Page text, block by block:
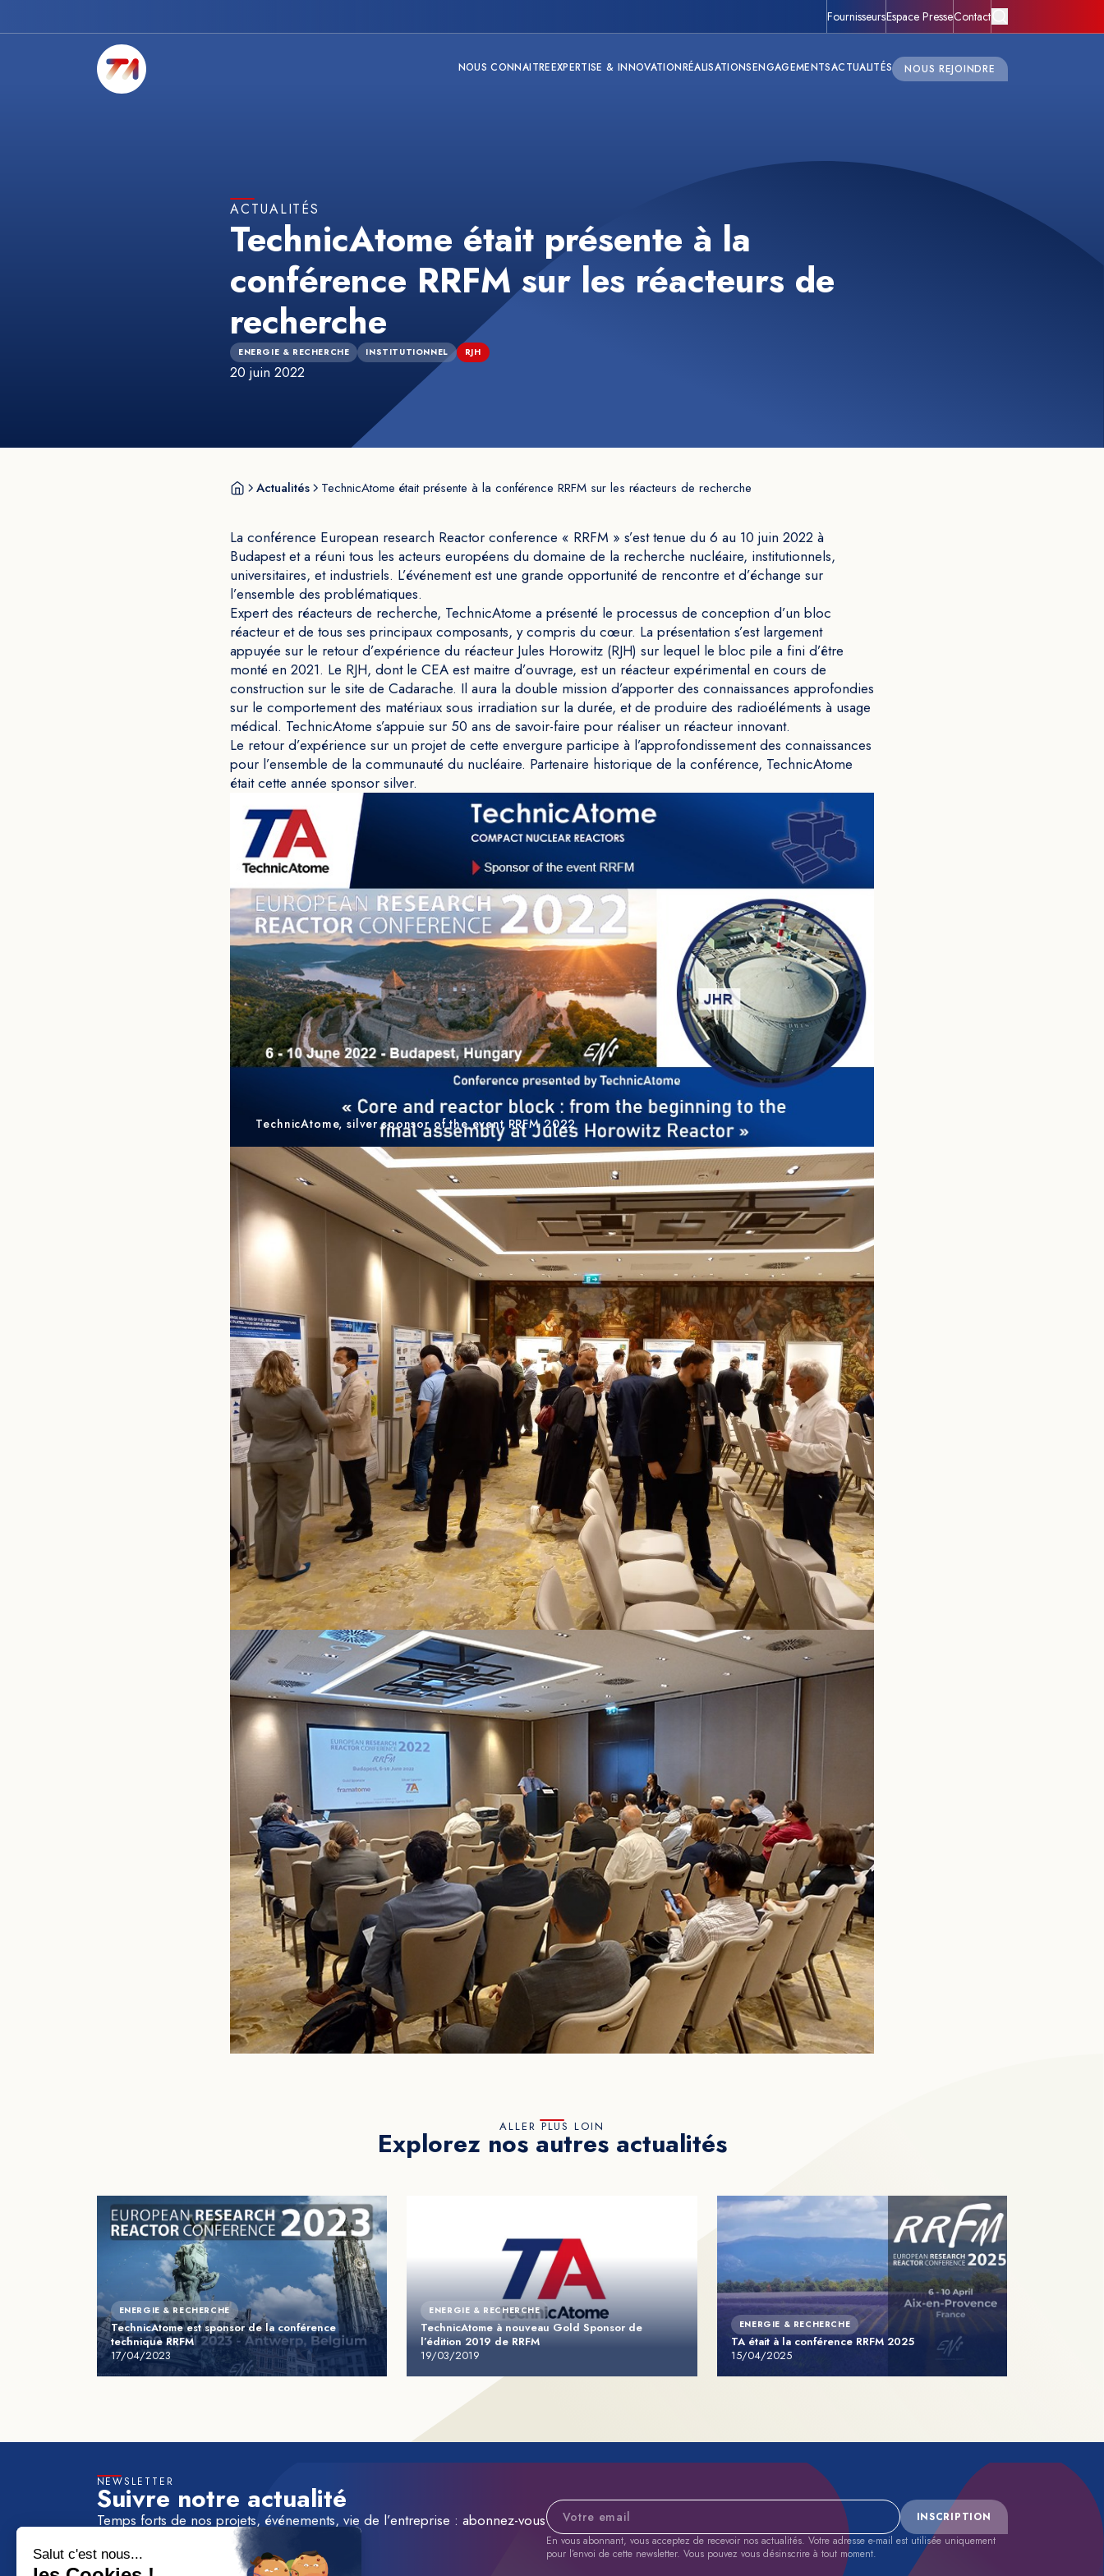
FournisseursEspace PresseContact
NOUS CONNAITREEXPERTISE & INNOVATIONRÉALISATIONSENGAGEMENTSACTUALITÉS NOUS REJOINDRE
ACTUALITÉS
TechnicAtome était présente à la
conférence RRFM sur les réacteurs de
recherche
ENERGIE & RECHERCHE INSTITUTIONNEL RJH
20 juin 2022
Actualités TechnicAtome était présente à la conférence RRFM sur les réacteurs de recherche
La conférence European research Reactor conference « RRFM » s’est tenue du 6 au 10 juin 2022 à
Budapest et a réuni tous les acteurs européens du domaine de la recherche nucléaire, institutionnels,
universitaires, et industriels. L’événement est une grande opportunité de rencontre et d’échange sur
l’ensemble des problématiques.
Expert des réacteurs de recherche, TechnicAtome a présenté le processus de conception d’un bloc
réacteur et de tous ses principaux composants, y compris du cœur. La présentation s’est largement
appuyée sur le retour d’expérience du réacteur Jules Horowitz (RJH) sur lequel le bloc pile a fini d’être
monté en 2021. Le RJH, dont le CEA est maitre d’ouvrage, est un réacteur expérimental en cours de
construction sur le site de Cadarache. Il aura la double mission d’apporter des connaissances approfondies
sur le comportement des matériaux sous irradiation sur la durée, et de produire des radioéléments à usage
médical. TechnicAtome s’appuie sur 50 ans de savoir-faire pour réaliser un réacteur innovant.
Le retour d’expérience sur un projet de cette envergure participe à l’approfondissement des connaissances
pour l’ensemble de la communauté du nucléaire. Partenaire historique de la conférence, TechnicAtome
était cette année sponsor silver.
TechnicAtome, silver sponsor of the event RRFM 2022
ALLER PLUS LOIN
Explorez nos autres actualités
ENERGIE & RECHERCHE
TechnicAtome est sponsor de la conférence
technique RRFM
17/04/2023
ENERGIE & RECHERCHE
TechnicAtome à nouveau Gold Sponsor de
l’édition 2019 de RRFM
19/03/2019
ENERGIE & RECHERCHE
TA était à la conférence RRFM 2025
15/04/2025
NEWSLETTER
Suivre notre actualité
Temps forts de nos projets, événements, vie de l’entreprise : abonnez-vous
à la newsletter de TechnicAtome
Adresse e-mail
INSCRIPTION
En vous abonnant, vous acceptez de recevoir nos actualités. Votre adresse e-mail est utilisée uniquement
pour l’envoi de cette newsletter. Vous pouvez vous désinscrire à tout moment.